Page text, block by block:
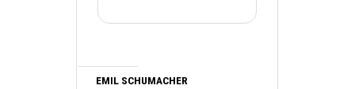
EMIL SCHUMACHER